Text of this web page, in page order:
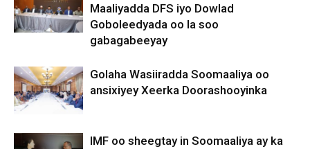
Maaliyadda DFS iyo Dowlad
Goboleedyada oo la soo
gabagabeeyay
Golaha Wasiiradda Soomaaliya oo
ansixiyey Xeerka Doorashooyinka
IMF oo sheegtay in Soomaaliya ay ka